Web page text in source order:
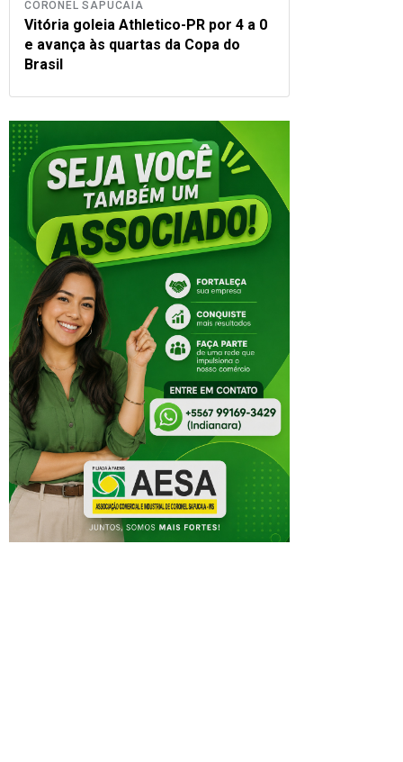
CORONEL SAPUCAIA
Vitória goleia Athletico-PR por 4 a 0
e avança às quartas da Copa do
Brasil